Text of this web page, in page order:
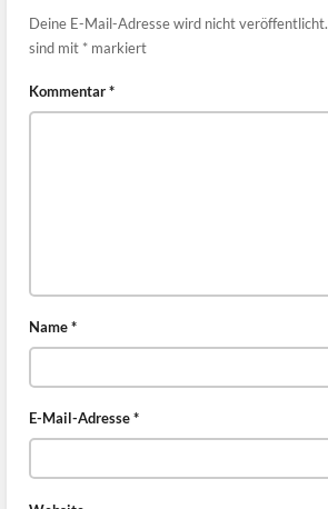
Deine E-Mail-Adresse wird nicht veröffentlicht.
sind mit * markiert
Kommentar*
Name*
E-Mail-Adresse*